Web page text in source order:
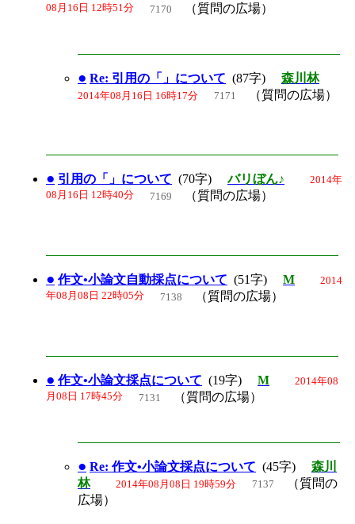
08月16日 12時51分 7170 （質問の広場）
● Re: 引用の「」について (87字) 森川林
2014年08月16日 16時17分 7171 （質問の広場）
● 引用の「」について (70字)バリぼん♪ 2014年
08月16日 12時40分 7169 （質問の広場）
● 作文•小論文自動採点について (51字) M 2014
年08月08日 22時05分 7138 （質問の広場）
● 作文•小論文採点について (19字) M 2014年08
月08日 17時45分 7131 （質問の広場）
● Re: 作文•小論文採点について (45字) 森川
林
2014年08月08日 19時59分 7137
（質問の
広場）